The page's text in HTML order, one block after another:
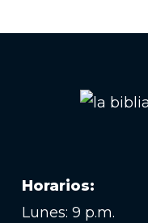
Horarios:
Lunes: 9 p.m.